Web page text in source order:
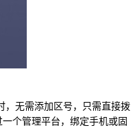
，无需添加区号，只需直接拨
个管理平台，绑定手机或固